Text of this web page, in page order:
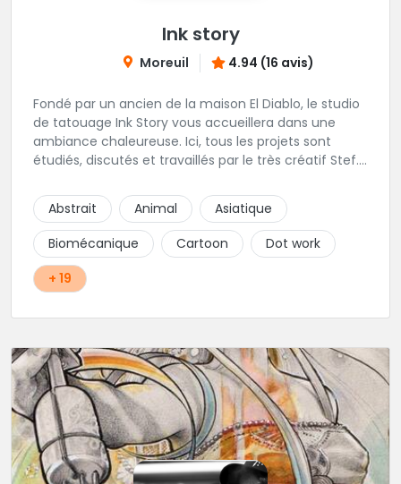
Ink story
Moreuil 4.94 (16 avis)
Fondé par un ancien de la maison El Diablo, le studio
de tatouage Ink Story vous accueillera dans une
ambiance chaleureuse. Ici, tous les projets sont
étudiés, discutés et travaillés par le très créatif Stef.
Abstrait
Animal
Asiatique
Biomécanique
Cartoon
Dot work
+ 19